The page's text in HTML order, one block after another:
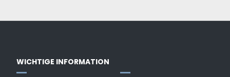
WICHTIGE INFORMATION